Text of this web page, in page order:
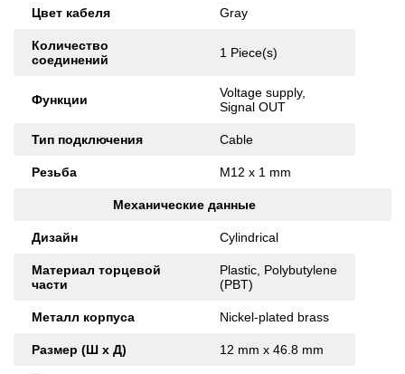
Цвет кабеля Gray
Количество
соединений
1 Piece(s)
Функции
Voltage supply,
Signal OUT
Тип подключения Cable
Резьба M12 x 1 mm
Механические данные
Дизайн Cylindrical
Материал торцевой
части
Plastic, Polybutylene
(PBT)
Металл корпуса Nickel-plated brass
Размер (Ш x Д) 12 mm x 46.8 mm